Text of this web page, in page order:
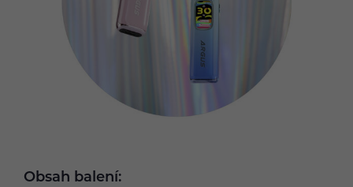
Obsah balení: